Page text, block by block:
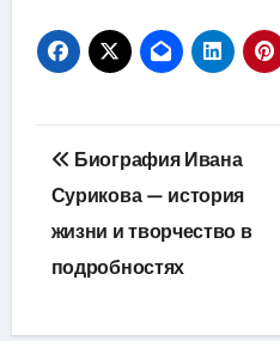
Навигация
по
записям
Биография Ивана
Сурикова — история
жизни и творчество в
подробностях